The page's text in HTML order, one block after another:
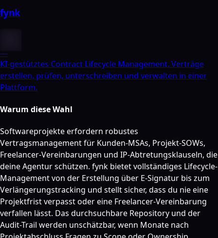
fynk
—
KI-gestütztes Contract Lifecycle Management. Verträge
erstellen, prüfen, unterschreiben und verwalten in einer
Plattform.
Warum diese Wahl
Softwareprojekte erfordern robustes
Vertragsmanagement für Kunden-MSAs, Projekt-SOWs,
Freelancer-Vereinbarungen und IP-Abtretungsklauseln, die
deine Agentur schützen. fynk bietet vollständiges Lifecycle-
Management von der Erstellung über E-Signatur bis zum
Verlängerungstracking und stellt sicher, dass du nie eine
Projektfrist verpasst oder eine Freelancer-Vereinbarung
verfallen lässt. Das durchsuchbare Repository und der
Audit-Trail werden unschätzbar, wenn Monate nach